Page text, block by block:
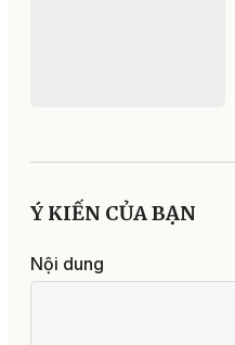
Ý KIẾN CỦA BẠN
Nội dung